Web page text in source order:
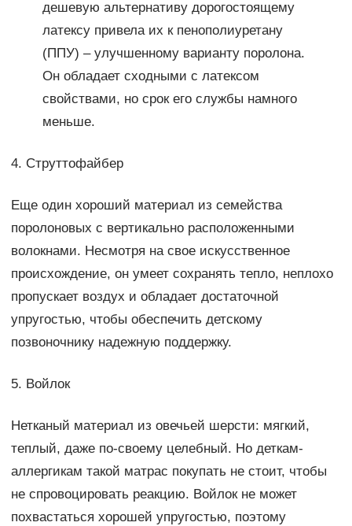
дешевую альтернативу дорогостоящему
латексу привела их к пенополиуретану
(ППУ) – улучшенному варианту поролона.
Он обладает сходными с латексом
свойствами, но срок его службы намного
меньше.
4. Струттофайбер
Еще один хороший материал из семейства
поролоновых с вертикально расположенными
волокнами. Несмотря на свое искусственное
происхождение, он умеет сохранять тепло, неплохо
пропускает воздух и обладает достаточной
упругостью, чтобы обеспечить детскому
позвоночнику надежную поддержку.
5. Войлок
Нетканый материал из овечьей шерсти: мягкий,
теплый, даже по-своему целебный. Но деткам-
аллергикам такой матрас покупать не стоит, чтобы
не спровоцировать реакцию. Войлок не может
похвастаться хорошей упругостью, поэтому